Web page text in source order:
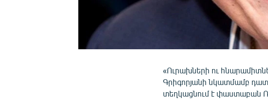
«Ուրախների ու
Գրիգորյանի նկատմամբ
տեղկացնում է փաստաբան